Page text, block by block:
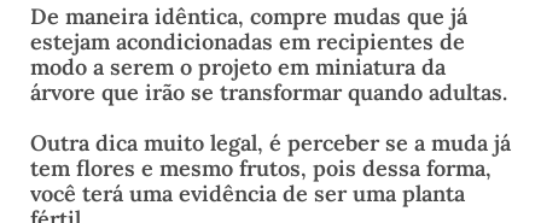
De maneira idêntica, compre mudas que já
estejam acondicionadas em recipientes de
modo a serem o projeto em miniatura da
árvore que irão se transformar quando adultas.
Outra dica muito legal, é perceber se a muda já
tem flores e mesmo frutos, pois dessa forma,
você terá uma evidência de ser uma planta